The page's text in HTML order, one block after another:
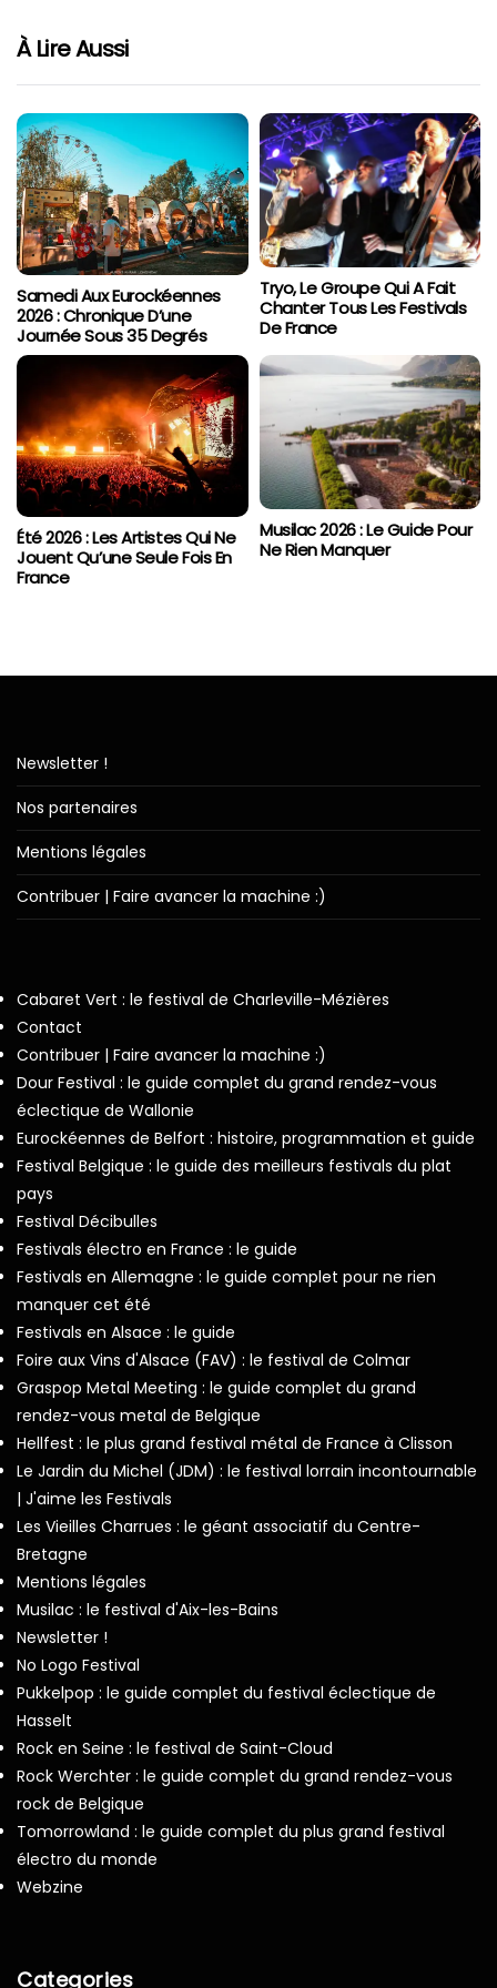
À Lire Aussi
Samedi Aux Eurockéennes
2026 : Chronique D’une
Journée Sous 35 Degrés
Tryo, Le Groupe Qui A Fait
Chanter Tous Les Festivals
De France
Été 2026 : Les Artistes Qui Ne
Jouent Qu’une Seule Fois En
France
Musilac 2026 : Le Guide Pour
Ne Rien Manquer
Newsletter !
Nos partenaires
Mentions légales
Contribuer | Faire avancer la machine :)
Cabaret Vert : le festival de Charleville-Mézières
Contact
Contribuer | Faire avancer la machine :)
Dour Festival : le guide complet du grand rendez-vous
éclectique de Wallonie
Eurockéennes de Belfort : histoire, programmation et guide
Festival Belgique : le guide des meilleurs festivals du plat
pays
Festival Décibulles
Festivals électro en France : le guide
Festivals en Allemagne : le guide complet pour ne rien
manquer cet été
Festivals en Alsace : le guide
Foire aux Vins d'Alsace (FAV) : le festival de Colmar
Graspop Metal Meeting : le guide complet du grand
rendez-vous metal de Belgique
Hellfest : le plus grand festival métal de France à Clisson
Le Jardin du Michel (JDM) : le festival lorrain incontournable
| J'aime les Festivals
Les Vieilles Charrues : le géant associatif du Centre-
Bretagne
Mentions légales
Musilac : le festival d'Aix-les-Bains
Newsletter !
No Logo Festival
Pukkelpop : le guide complet du festival éclectique de
Hasselt
Rock en Seine : le festival de Saint-Cloud
Rock Werchter : le guide complet du grand rendez-vous
rock de Belgique
Tomorrowland : le guide complet du plus grand festival
électro du monde
Webzine
Categories